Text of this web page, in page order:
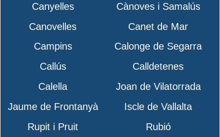
Canyelles
Cànoves i Samalús
Canovelles
Canet de Mar
Campins
Calonge de Segarra
Callús
Calldetenes
Calella
Joan de Vilatorrada
Jaume de Frontanyà
Iscle de Vallalta
Rupit i Pruit
Rubió